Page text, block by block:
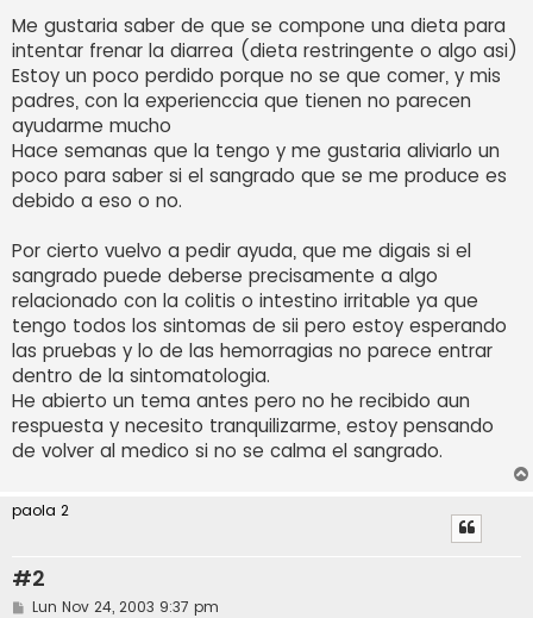
j
e
Me gustaria saber de que se compone una dieta para
intentar frenar la diarrea (dieta restringente o algo asi)
Estoy un poco perdido porque no se que comer, y mis
padres, con la experienccia que tienen no parecen
ayudarme mucho
Hace semanas que la tengo y me gustaria aliviarlo un
poco para saber si el sangrado que se me produce es
debido a eso o no.
Por cierto vuelvo a pedir ayuda, que me digais si el
sangrado puede deberse precisamente a algo
relacionado con la colitis o intestino irritable ya que
tengo todos los sintomas de sii pero estoy esperando
las pruebas y lo de las hemorragias no parece entrar
dentro de la sintomatologia.
He abierto un tema antes pero no he recibido aun
respuesta y necesito tranquilizarme, estoy pensando
de volver al medico si no se calma el sangrado.
paola 2
#2
MLun Nov 24, 2003 9:37 pm